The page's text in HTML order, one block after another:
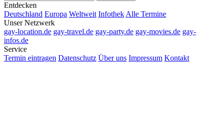
Entdecken
Deutschland Europa Weltweit Infothek Alle Termine
Unser Netzwerk
gay-location.de gay-travel.de gay-party.de gay-movies.de gay-
infos.de
Service
Termin eintragen Datenschutz Über uns Impressum Kontakt